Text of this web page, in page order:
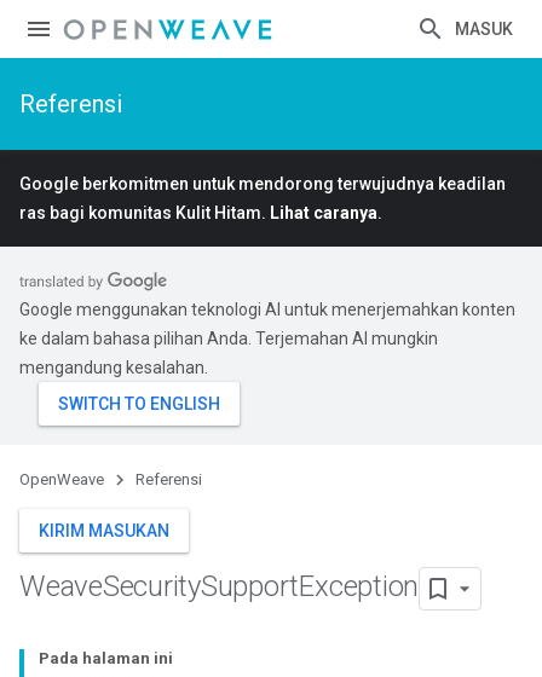
MASUK
Referensi
Google berkomitmen untuk mendorong terwujudnya keadilan
ras bagi komunitas Kulit Hitam. Lihat caranya.
Google menggunakan teknologi AI untuk menerjemahkan konten
ke dalam bahasa pilihan Anda. Terjemahan AI mungkin
mengandung kesalahan.
OpenWeave Referensi
KIRIM MASUKAN
WeaveSecuritySupportException
Pada halaman ini